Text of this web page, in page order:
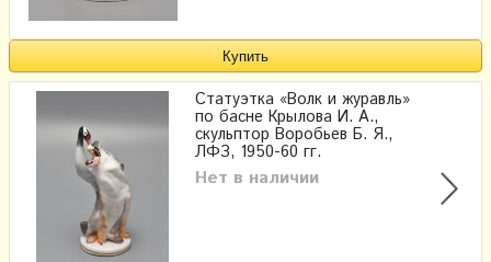
Статуэтка «Волк и журавль»
по басне Крылова И. А.,
скульптор Воробьев Б. Я.,
ЛФЗ, 1950-60 гг.
Нет в наличии